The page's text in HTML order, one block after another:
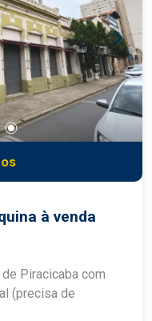
à venda
Piracicaba com